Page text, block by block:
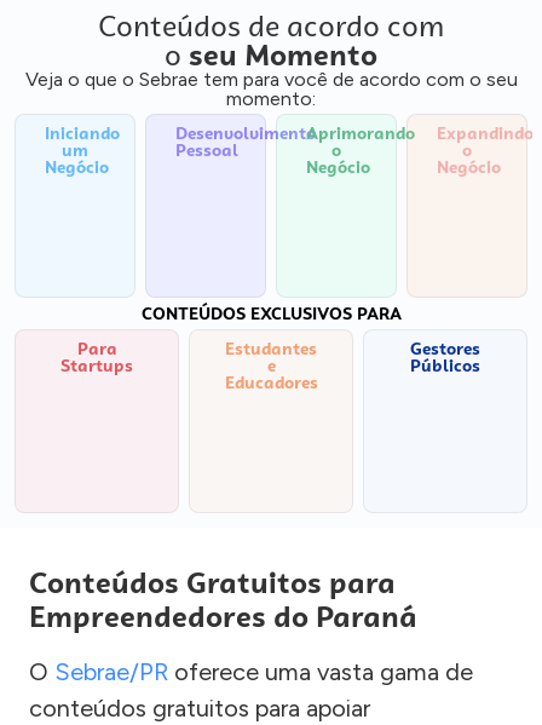
Conteúdos de acordo com
o seu Momento
Veja o que o Sebrae tem para você de acordo com o seu
momento:
Iniciando
um
Negócio
Desenvolvimento
Pessoal
Aprimorando
o
Negócio
Expandindo
o
Negócio
CONTEÚDOS EXCLUSIVOS PARA
Para
Startups
Estudantes
e
Educadores
Gestores
Públicos
Conteúdos Gratuitos para
Empreendedores do Paraná
O Sebrae/PR oferece uma vasta gama de
conteúdos gratuitos para apoiar